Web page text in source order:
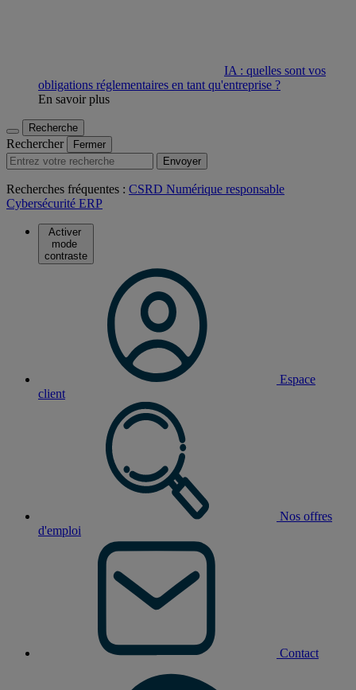
IA : quelles sont vos
obligations réglementaires en tant qu'entreprise ?
En savoir plus
Recherche
Rechercher
Fermer
Envoyer
Recherches fréquentes : CSRD Numérique responsable
Cybersécurité ERP
Activer
mode
contraste
Espace
client
Nos offres
d'emploi
Contact